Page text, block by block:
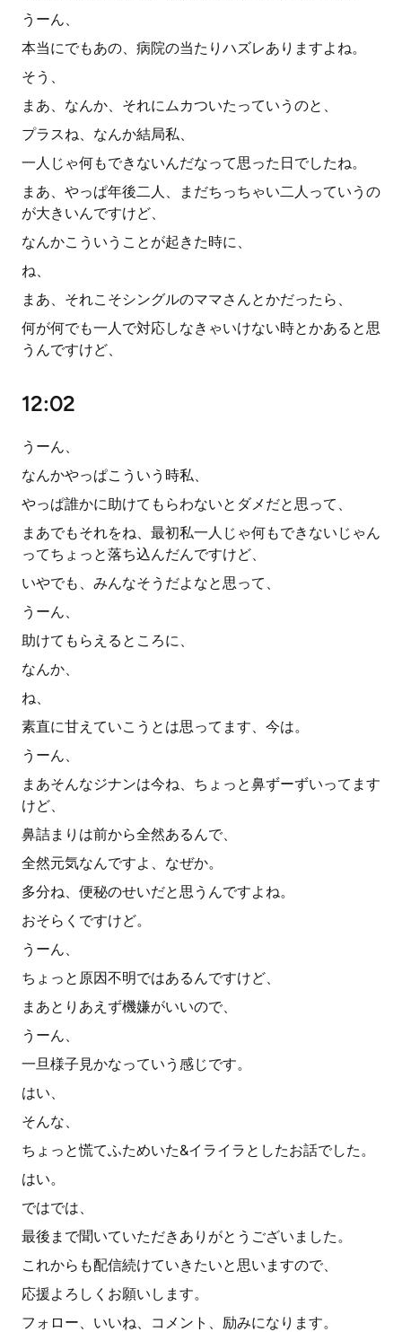
うーん、
本当にでもあの、病院の当たりハズレありますよね。
そう、
まあ、なんか、それにムカついたっていうのと、
プラスね、なんか結局私、
一人じゃ何もできないんだなって思った日でしたね。
まあ、やっぱ年後二人、まだちっちゃい二人っていうの
が大きいんですけど、
なんかこういうことが起きた時に、
ね、
まあ、それこそシングルのママさんとかだったら、
何が何でも一人で対応しなきゃいけない時とかあると思
うんですけど、
12:02
うーん、
なんかやっぱこういう時私、
やっぱ誰かに助けてもらわないとダメだと思って、
まあでもそれをね、最初私一人じゃ何もできないじゃん
ってちょっと落ち込んだんですけど、
いやでも、みんなそうだよなと思って、
うーん、
助けてもらえるところに、
なんか、
ね、
素直に甘えていこうとは思ってます、今は。
うーん、
まあそんなジナンは今ね、ちょっと鼻ずーずいってます
けど、
鼻詰まりは前から全然あるんで、
全然元気なんですよ、なぜか。
多分ね、便秘のせいだと思うんですよね。
おそらくですけど。
うーん、
ちょっと原因不明ではあるんですけど、
まあとりあえず機嫌がいいので、
うーん、
一旦様子見かなっていう感じです。
はい、
そんな、
ちょっと慌てふためいた&イライラとしたお話でした。
はい。
ではでは、
最後まで聞いていただきありがとうございました。
これからも配信続けていきたいと思いますので、
応援よろしくお願いします。
フォロー、いいね、コメント、励みになります。